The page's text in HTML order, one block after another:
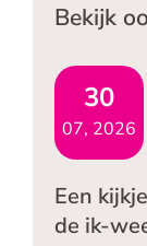
Bekijk
30
07, 2026
Een
de ik-